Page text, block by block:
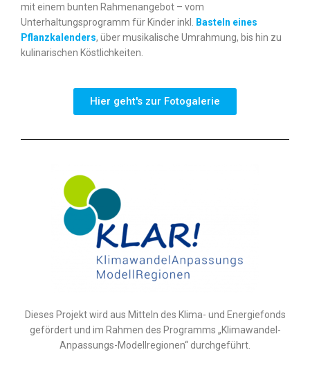
mit einem bunten Rahmenangebot – vom
Unterhaltungsprogramm für Kinder inkl.
Basteln eines
Pflanzkalenders, über musikalische Umrahmung, bis hin zu
kulinarischen Köstlichkeiten.
Hier geht's zur Fotogalerie
Dieses Projekt wird aus Mitteln des Klima- und Energiefonds
gefördert und im Rahmen des Programms „Klimawandel-
Anpassungs-Modellregionen“ durchgeführt.